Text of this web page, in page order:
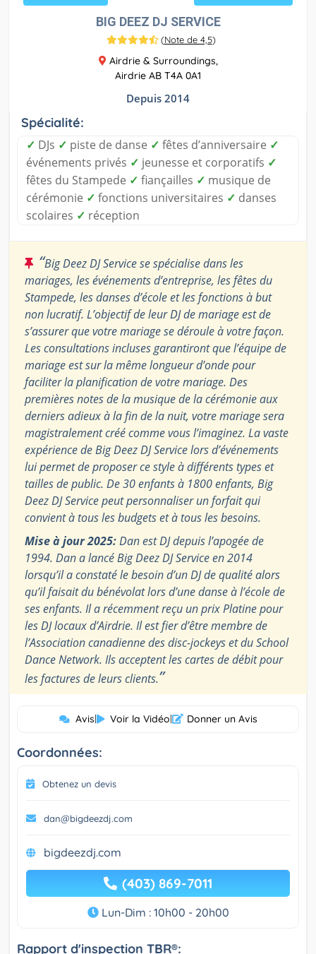
BIG DEEZ DJ SERVICE
(Note de 4,5)
Airdrie & Surroundings,
Airdrie AB T4A 0A1
Depuis 2014
Spécialité:
✓ DJs ✓ piste de danse ✓ fêtes d’anniversaire ✓
événements privés ✓ jeunesse et corporatifs ✓
fêtes du Stampede ✓ fiançailles ✓ musique de
cérémonie ✓ fonctions universitaires ✓ danses
scolaires ✓ réception
“Big Deez DJ Service se spécialise dans les
mariages, les événements d’entreprise, les fêtes du
Stampede, les danses d’école et les fonctions à but
non lucratif. L’objectif de leur DJ de mariage est de
s’assurer que votre mariage se déroule à votre façon.
Les consultations incluses garantiront que l’équipe de
mariage est sur la même longueur d’onde pour
faciliter la planification de votre mariage. Des
premières notes de la musique de la cérémonie aux
derniers adieux à la fin de la nuit, votre mariage sera
magistralement créé comme vous l’imaginez. La vaste
expérience de Big Deez DJ Service lors d’événements
lui permet de proposer ce style à différents types et
tailles de public. De 30 enfants à 1800 enfants, Big
Deez DJ Service peut personnaliser un forfait qui
convient à tous les budgets et à tous les besoins.
Mise à jour 2025:Dan est DJ depuis l’apogée de
1994. Dan a lancé Big Deez DJ Service en 2014
lorsqu’il a constaté le besoin d’un DJ de qualité alors
qu’il faisait du bénévolat lors d’une danse à l’école de
ses enfants. Il a récemment reçu un prix Platine pour
les DJ locaux d’Airdrie. Il est fier d’être membre de
l’Association canadienne des disc-jockeys et du School
Dance Network. Ils acceptent les cartes de débit pour
les factures de leurs clients.”
Avis| Voir la Vidéo| Donner un Avis
Coordonnées:
Obtenez un devis
dan@bigdeezdj.com
bigdeezdj.com
(403) 869-7011
Lun-Dim : 10h00 - 20h00
Rapport d'inspection TBR®: